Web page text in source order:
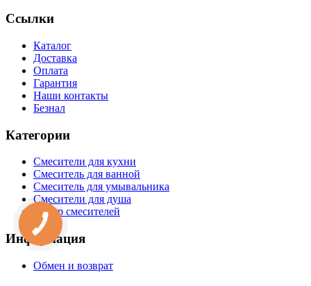
Ссылки
Каталог
Доставка
Оплата
Гарантия
Наши контакты
Безнал
Категории
Смесители для кухни
Смеситель для ванной
Смеситель для умывальника
Смесители для душа
Набор смесителей
Информация
Обмен и возврат